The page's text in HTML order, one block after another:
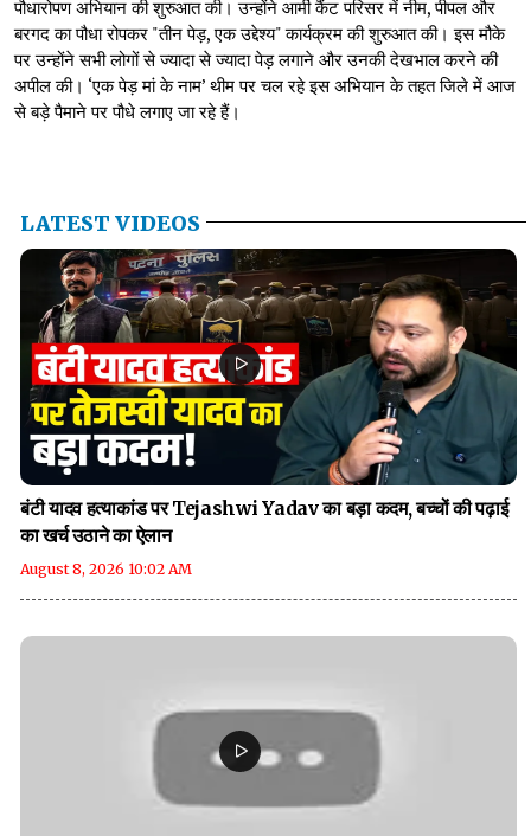
पौधारोपण अभियान की शुरुआत की। उन्होंने आर्मी कैंट परिसर में नीम, पीपल और
बरगद का पौधा रोपकर "तीन पेड़, एक उद्देश्य" कार्यक्रम की शुरुआत की। इस मौके
पर उन्होंने सभी लोगों से ज्यादा से ज्यादा पेड़ लगाने और उनकी देखभाल करने की
अपील की। ‘एक पेड़ मां के नाम’ थीम पर चल रहे इस अभियान के तहत जिले में आज
से बड़े पैमाने पर पौधे लगाए जा रहे हैं।
LATEST VIDEOS
बंटी यादव हत्याकांड पर Tejashwi Yadav का बड़ा कदम, बच्चों की पढ़ाई
का खर्च उठाने का ऐलान
August 8, 2026 10:02 AM